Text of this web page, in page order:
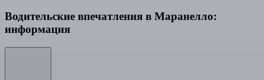
Водительские впечатления в Маранелло:
информация